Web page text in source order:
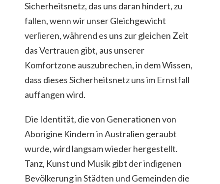
Sicherheitsnetz, das uns daran hindert, zu
fallen, wenn wir unser Gleichgewicht
verlieren, während es uns zur gleichen Zeit
das Vertrauen gibt, aus unserer
Komfortzone auszubrechen, in dem Wissen,
dass dieses Sicherheitsnetz uns im Ernstfall
auffangen wird.
Die Identität, die von Generationen von
Aborigine Kindern in Australien geraubt
wurde, wird langsam wieder hergestellt.
Tanz, Kunst und Musik gibt der indigenen
Bevölkerung in Städten und Gemeinden die